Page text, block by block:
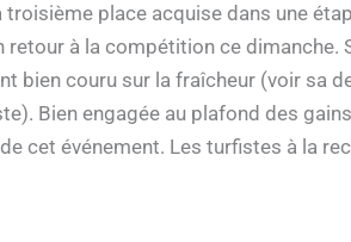
troisième place acquise dans une
retour à la compétition ce dimanche.
bien couru sur la fraîcheur (voir sa
Bien engagée au plafond des
cet événement. Les turfistes à la